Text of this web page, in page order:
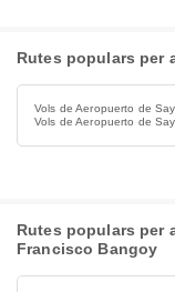
Rutes populars per
Vols de Aeropuerto de
Vols de Aeropuerto de
Rutes populars per
Francisco Bangoy